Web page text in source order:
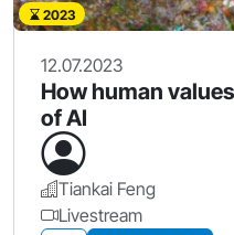
2023
12.07.2023
How human
of AI
Tiankai Feng
Livestream